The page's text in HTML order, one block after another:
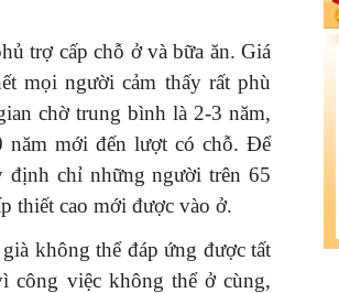
trợ cấp chỗ ở và bữa ăn. Giá
mọi người cảm thấy rất phù
chờ trung bình là 2-3 năm,
mới đến lượt có chỗ. Để
định chỉ những người trên 65
thiết cao mới được vào ở.
không thể đáp ứng được tất
công việc không thể ở cùng,